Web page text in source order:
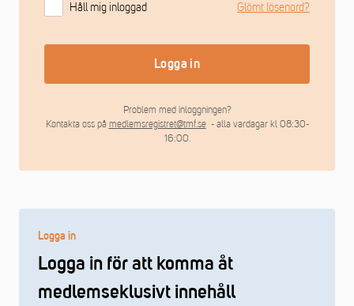
Logga in
Logga in för att komma åt
medlemseklusivt innehåll
Håll mig inloggad Glömt lösenord?
Logga in
Problem med inloggningen?
Kontakta oss på medlemsregistret@tmf.se- alla vardagar kl 08:30-
16:00.